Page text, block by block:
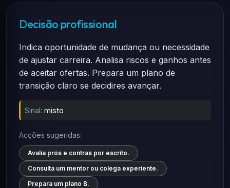
Decisão profissional
Indica oportunidade de mudança ou necessidade
de ajustar carreira. Analisa riscos e ganhos antes
de aceitar ofertas. Prepara um plano de
transição claro se decidires avançar.
Sinal: misto
Acções sugeridas:
Avalia prós e contras por escrito.
Consulta um mentor ou colega experiente.
Prepara um plano B.